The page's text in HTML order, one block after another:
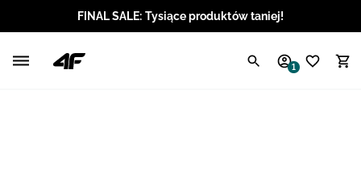
FINAL SALE: Tysiące produktów taniej!
1